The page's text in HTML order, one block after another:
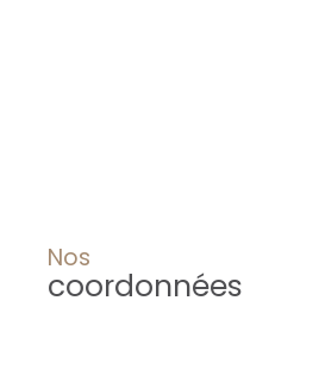
Nos
coordonnées